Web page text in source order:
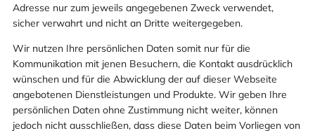
Adresse nur zum jeweils angegebenen Zweck verwendet,
sicher verwahrt und nicht an Dritte weitergegeben.
Wir nutzen Ihre persönlichen Daten somit nur für die
Kommunikation mit jenen Besuchern, die Kontakt ausdrücklich
wünschen und für die Abwicklung der auf dieser Webseite
angebotenen Dienstleistungen und Produkte. Wir geben Ihre
persönlichen Daten ohne Zustimmung nicht weiter, können
jedoch nicht ausschließen, dass diese Daten beim Vorliegen von